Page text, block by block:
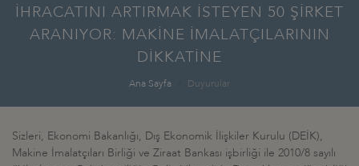
İHRACATINI ARTIRMAK İSTEYEN 50 ŞİRKET
ARANIYOR: MAKİNE İMALATÇILARININ
DİKKATİNE
Ana Sayfa Duyurular
Sizleri, Ekonomi Bakanlığı, Dış Ekonomik İlişkiler Kurulu (DEİK),
Makine İmalatçıları Birliği ve Ziraat Bankası işbirliği ile 2010/8 sayılı